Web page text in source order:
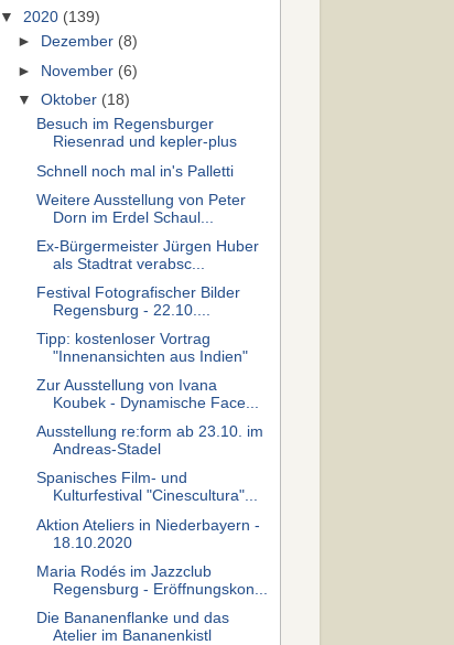
▼ 2020 (139)
►
Dezember (8)
► November (6)
▼Oktober (18)
Besuch im Regensburger
Riesenrad und kepler-plus
Schnell noch mal in's Palletti
Weitere Ausstellung von Peter
Dorn im Erdel Schaul...
Ex-Bürgermeister Jürgen Huber
als Stadtrat verabsc...
Festival Fotografischer Bilder
Regensburg - 22.10....
Tipp: kostenloser Vortrag
"Innenansichten aus Indien"
Zur Ausstellung von Ivana
Koubek - Dynamische Face...
Ausstellung re:form ab 23.10. im
Andreas-Stadel
Spanisches Film- und
Kulturfestival "Cinescultura"...
Aktion Ateliers in Niederbayern -
18.10.2020
Maria Rodés im Jazzclub
Regensburg - Eröffnungskon...
Die Bananenflanke und das
Atelier im Bananenkistl